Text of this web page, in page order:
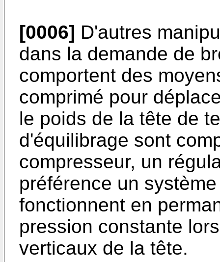
[0006] D'autres
dans la demande de
comportent des
comprimé pour
le poids de la tête de
d'équilibrage sont
compresseur, un
préférence un
fonctionnent en
pression constante
verticaux de la tête.